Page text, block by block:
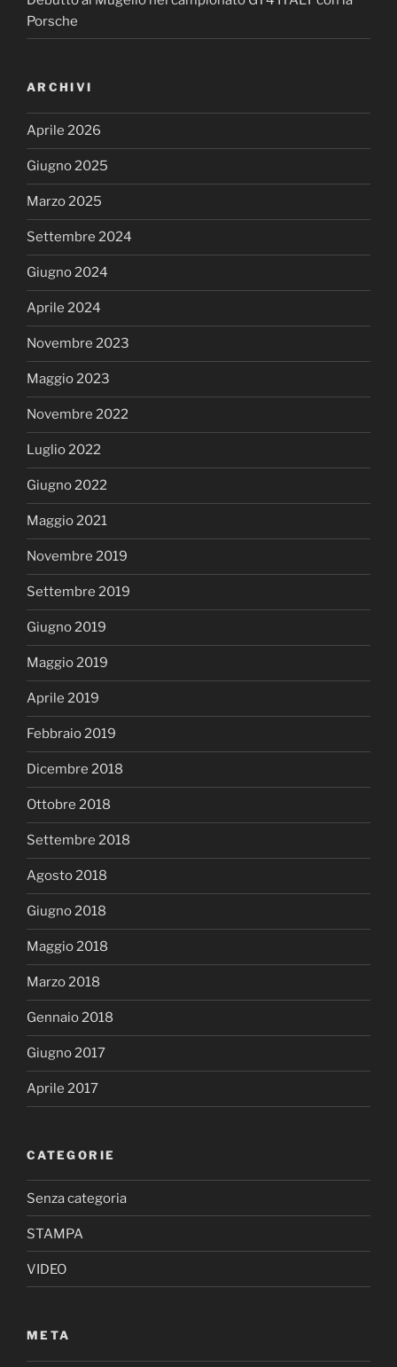
Porsche
ARCHIVI
Aprile 2026
Giugno 2025
Marzo 2025
Settembre 2024
Giugno 2024
Aprile 2024
Novembre 2023
Maggio 2023
Novembre 2022
Luglio 2022
Giugno 2022
Maggio 2021
Novembre 2019
Settembre 2019
Giugno 2019
Maggio 2019
Aprile 2019
Febbraio 2019
Dicembre 2018
Ottobre 2018
Settembre 2018
Agosto 2018
Giugno 2018
Maggio 2018
Marzo 2018
Gennaio 2018
Giugno 2017
Aprile 2017
CATEGORIE
Senza categoria
STAMPA
VIDEO
META